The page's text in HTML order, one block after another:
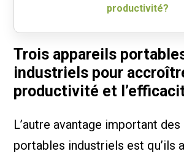
productivité?
Trois appareils
industriels pour
productivité et
L’autre avantage important
portables industriels est qu’ils